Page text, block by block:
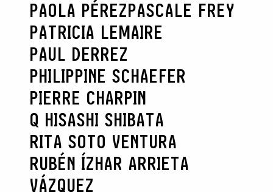
PAOLA PÉREZPASCALE FREY
PATRICIA LEMAIRE
PAUL DERREZ
PHILIPPINE SCHAEFER
PIERRE CHARPIN
Q HISASHI SHIBATA
RITA SOTO VENTURA
RUBÉN ÍZHAR ARRIETA
VÁZQUEZ